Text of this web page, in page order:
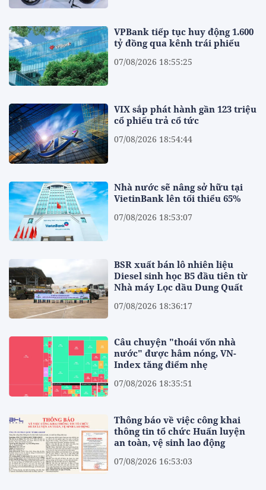
VPBank tiếp tục huy động 1.600
tỷ đồng qua kênh trái phiếu
07/08/2026 18:55:25
VIX sắp phát hành gần 123 triệu
cổ phiếu trả cổ tức
07/08/2026 18:54:44
Nhà nước sẽ nâng sở hữu tại
VietinBank lên tối thiểu 65%
07/08/2026 18:53:07
BSR xuất bán lô nhiên liệu
Diesel sinh học B5 đầu tiên từ
Nhà máy Lọc dầu Dung Quất
07/08/2026 18:36:17
Câu chuyện "thoái vốn nhà
nước" được hâm nóng, VN-
Index tăng điểm nhẹ
07/08/2026 18:35:51
Thông báo về việc công khai
thông tin tổ chức Huấn luyện
an toàn, vệ sinh lao động
07/08/2026 16:53:03